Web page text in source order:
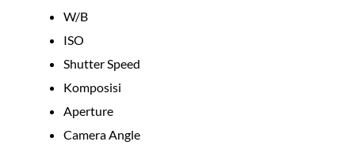
W/B
ISO
Shutter Speed
Komposisi
Aperture
Camera Angle